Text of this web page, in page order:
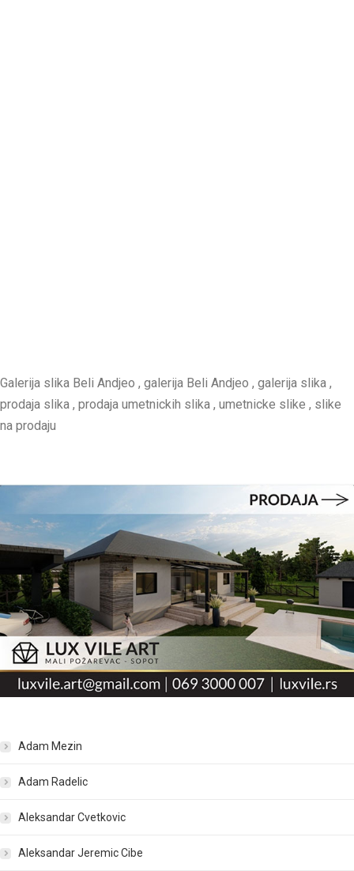
Galerija slika Beli Andjeo , galerija Beli Andjeo , galerija slika ,
prodaja slika , prodaja umetnickih slika , umetnicke slike , slike
na prodaju
Adam Mezin
Adam Radelic
Aleksandar Cvetkovic
Aleksandar Jeremic Cibe